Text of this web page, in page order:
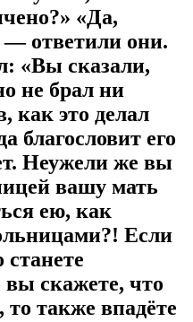
«Да,
ответили они.
«Вы сказали,
не брал ни
как это делал
благословит его
Неужели же вы
вашу мать
ею, как
Если
скажете, что
также впадёте